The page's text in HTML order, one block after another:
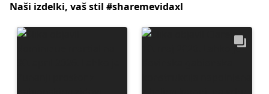
Naši izdelki, vaš stil #sharemevidaxl